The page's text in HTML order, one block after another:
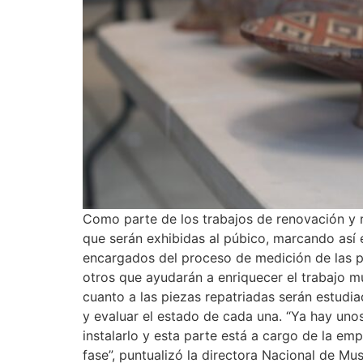
Como parte de los trabajos de renovación y
que serán exhibidas al púbico, marcando
encargados del proceso de medición de las
otros que ayudarán a enriquecer el trabajo
cuanto a las piezas repatriadas serán
y evaluar el estado de cada una. “Ya hay
instalarlo y esta parte está a cargo de la
fase”, puntualizó la directora Nacional de